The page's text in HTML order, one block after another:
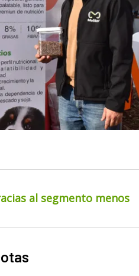
al segmento menos